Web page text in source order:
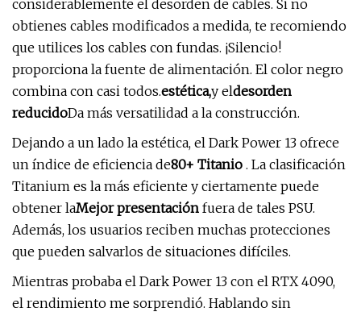
considerablemente el desorden de cables. Si no
obtienes cables modificados a medida, te recomiendo
que utilices los cables con fundas. ¡Silencio!
proporciona la fuente de alimentación. El color negro
combina con casi todos.estética,y eldesorden
reducidoDa más versatilidad a la construcción.
Dejando a un lado la estética, el Dark Power 13 ofrece
un índice de eficiencia de80+ Titanio . La clasificación
Titanium es la más eficiente y ciertamente puede
obtener laMejor presentación fuera de tales PSU.
Además, los usuarios reciben muchas protecciones
que pueden salvarlos de situaciones difíciles.
Mientras probaba el Dark Power 13 con el RTX 4090,
el rendimiento me sorprendió. Hablando sin